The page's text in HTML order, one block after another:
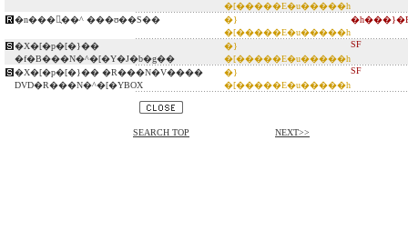
�[�����E�u�����h
�n���َ̖��^ ���ʊ��S��
�}
�[�����E�u�����h
�X�[�p�[�}��
�f�B���N�^�[�Y�J�b�g��
�}
�[�����E�u�����h
SF
�X�[�p�[�}�� �R���N�V����
DVD�R���N�^�[�YBOX
�}
�[�����E�u�����h
SF
SEARCH TOP NEXT>>